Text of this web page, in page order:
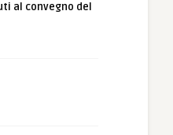
al convegno del